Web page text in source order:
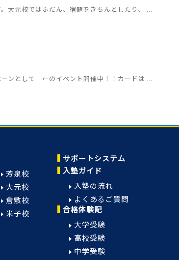
大元校ではふだん、宿題をきちんとしたり、 ...
ーンとして ←のイベント開催中！！カードは ...
芳泉校
大元校
倉敷校
米子校
サポートシステム
入塾ガイド
入塾の流れ
よくあるご質問
合格体験記
大学受験
高校受験
中学受験